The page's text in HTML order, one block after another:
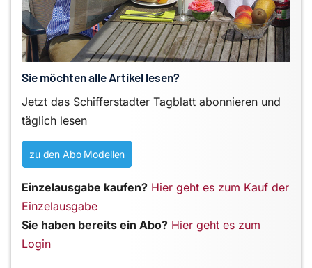
Sie möchten alle Artikel lesen?
Jetzt das Schifferstadter Tagblatt abonnieren und
täglich lesen
zu den Abo Modellen
Einzelausgabe kaufen? Hier geht es zum Kauf der
Einzelausgabe
Sie haben bereits ein Abo? Hier geht es zum
Login